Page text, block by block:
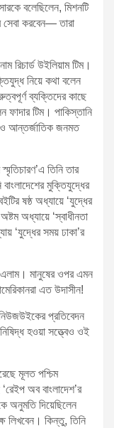
বলেছিলেন, মিশনটি
করবেন— তারা
রিচার্ড উইলিয়াম টিম।
নিয়ে কথা বলেন
ব্যক্তিদের কাছে
ফাদার টিম। পাকিস্তানি
আন্তর্জাতিক জনমত
তিনি তার
মুক্তিযুদ্ধের
ষষ্ঠ অধ্যায়ে ‘যুদ্ধের
অধ্যায়ে ‘স্বাধীনতা
‘যুদ্ধের সময় ঢাকা’র
এলাম। মানুষের ওপর এমন
এত উদাসীন!
প্রতিবেদন
হওয়া সত্ত্বেও ওই
মূলত পশ্চিম
‘রেইপ অব বাংলাদেশ’র
অনুমতি দিয়েছিলেন
লিখবেন। কিন্তু, তিনি